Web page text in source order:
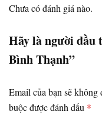
Chưa có đánh giá nào.
Hãy là người đầu
Bình Thạnh”
Email của bạn sẽ
buộc được đánh dấu *